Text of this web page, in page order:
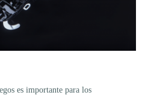
es importante para los